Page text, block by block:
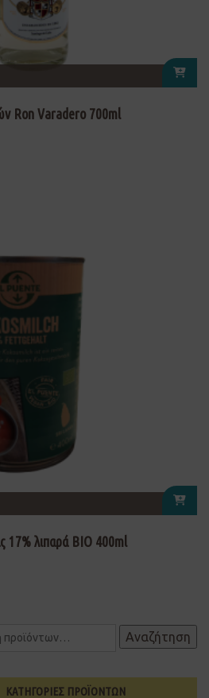
Ron Varadero 700ml
17% λιπαρά ΒΙΟ 400ml
Αναζήτηση
ΚΑΤΗΓΟΡΙΕΣ ΠΡΟΪΟΝΤΩΝ